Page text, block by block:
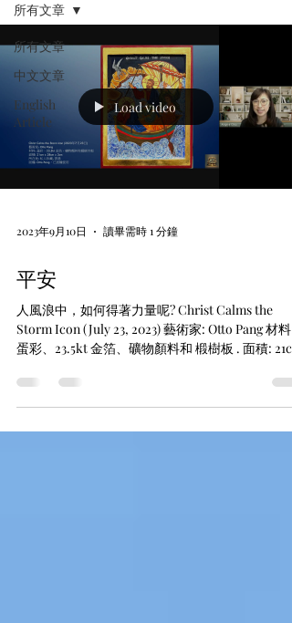
所有文章
中文文章
English
Article
所有文章
Load video
2023年9月10日 讀畢需時 1 分鐘
平安
人風浪中，如何得著力量呢? Christ Calms the
Storm Icon (July 23, 2023) 藝術家: Otto Pang 材料:
蛋彩、23.5kt 金箔、礦物顏料和 椴樹板 . 面積: